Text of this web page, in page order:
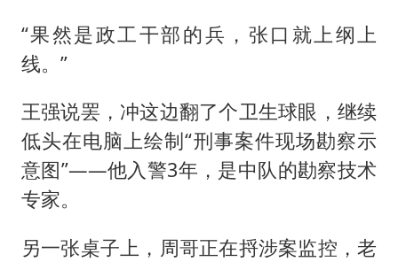
“果然是政工干部的兵，张口就上纲上
线。”
王强说罢，冲这边翻了个卫生球眼，继续
低头在电脑上绘制“刑事案件现场勘察示
意图”——他入警3年，是中队的勘察技术
专家。
另一张桌子上，周哥正在捋涉案监控，老